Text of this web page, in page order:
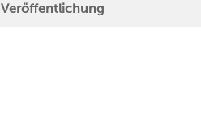
Veröffentlichung